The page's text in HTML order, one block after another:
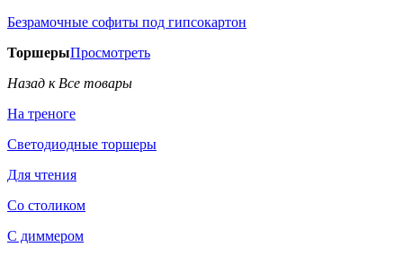
Безрамочные софиты под гипсокартон
ТоршерыПросмотреть
Назад к Все товары
На треноге
Светодиодные торшеры
Для чтения
Со столиком
С диммером